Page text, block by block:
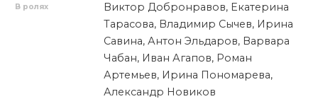
В ролях
Виктор Добронравов, Екатерина
Тарасова, Владимир Сычев, Ирина
Савина, Антон Эльдаров, Варвара
Чабан, Иван Агапов, Роман
Артемьев, Ирина Пономарева,
Александр Новиков